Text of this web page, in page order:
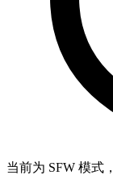
当前为 SFW 模式